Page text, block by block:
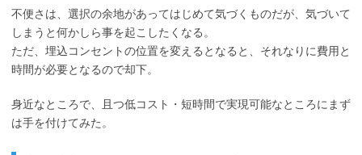
不便さは、選択の余地があってはじめて気づくものだが、気づいて
しまうと何かしら事を起こしたくなる。
ただ、埋込コンセントの位置を変えるとなると、それなりに費用と
時間が必要となるので却下。
身近なところで、且つ低コスト・短時間で実現可能なところにまず
は手を付けてみた。